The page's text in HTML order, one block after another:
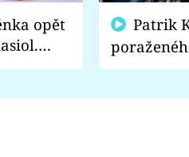
opět
a
fanoušci